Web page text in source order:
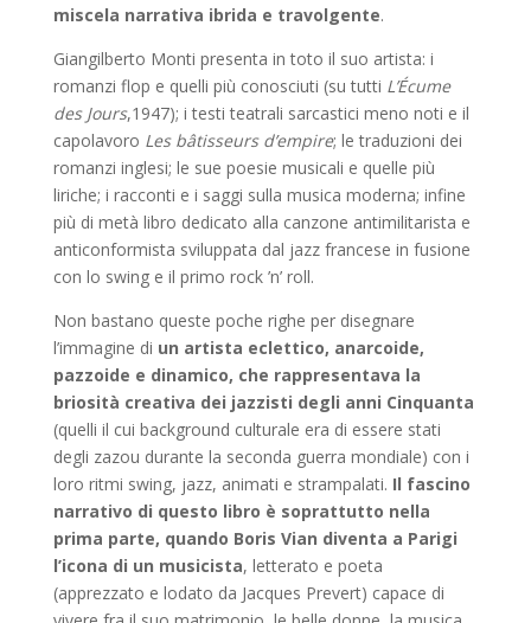
miscela narrativa ibrida e travolgente.
Giangilberto Monti presenta in toto il suo artista: i
romanzi flop e quelli più conosciuti (su tutti L’Écume
des Jours,1947); i testi teatrali sarcastici meno noti e il
capolavoro Les bâtisseurs d’empire; le traduzioni dei
romanzi inglesi; le sue poesie musicali e quelle più
liriche; i racconti e i saggi sulla musica moderna; infine
più di metà libro dedicato alla canzone antimilitarista e
anticonformista sviluppata dal jazz francese in fusione
con lo swing e il primo rock ’n’ roll.
Non bastano queste poche righe per disegnare
l’immagine di un artista eclettico, anarcoide,
pazzoide e dinamico, che rappresentava la
briosità creativa dei jazzisti degli anni Cinquanta
(quelli il cui background culturale era di essere stati
degli zazou durante la seconda guerra mondiale) con i
loro ritmi swing, jazz, animati e strampalati. Il fascino
narrativo di questo libro è soprattutto nella
prima parte, quando Boris Vian diventa a Parigi
l’icona di un musicista, letterato e poeta
(apprezzato e lodato da Jacques Prevert) capace di